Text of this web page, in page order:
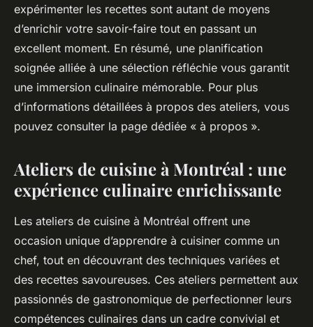
expérimenter les recettes sont autant de moyens
d’enrichir votre savoir-faire tout en passant un
excellent moment. En résumé, une planification
soignée alliée à une sélection réfléchie vous garantit
une immersion culinaire mémorable. Pour plus
d’informations détaillées à propos des ateliers, vous
pouvez consulter la page dédiée « à propos ».
Ateliers de cuisine à Montréal : une
expérience culinaire enrichissante
Les ateliers de cuisine à Montréal offrent une
occasion unique d’apprendre à cuisiner comme un
chef, tout en découvrant des techniques variées et
des recettes savoureuses. Ces ateliers permettent aux
passionnés de gastronomique de perfectionner leurs
compétences culinaires dans un cadre convivial et